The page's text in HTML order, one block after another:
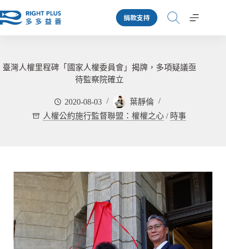
至
容
捐款支持
臺灣人權里程碑「國家人權委員會」揭牌，多項疑議亟
待監察院確立
2020-08-03
葉靜倫
人權公約施行監督聯盟：權權之心 / 時事